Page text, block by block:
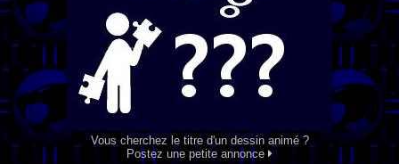
Vous cherchez le titre d'un dessin animé ?
Postez une petite annonce